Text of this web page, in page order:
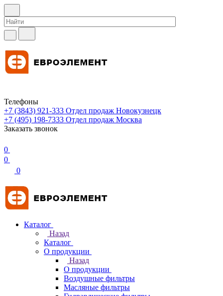
Телефоны
+7 (3843) 921-333 Отдел продаж Новокузнецк
+7 (495) 198-7333 Отдел продаж Москва
Заказать звонок
0
0
0
Каталог
Назад
Каталог
О продукции
Назад
О продукции
Воздушные фильтры
Масляные фильтры